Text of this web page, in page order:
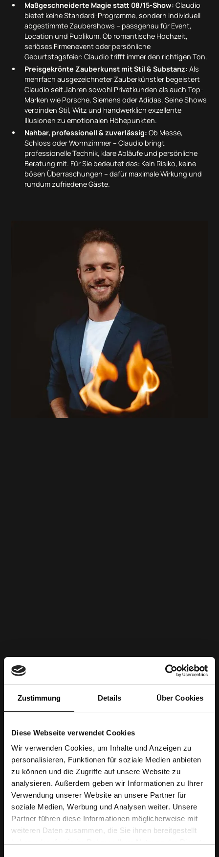
Zustimmung Details Über Cookies
Diese Webseite verwendet Cookies
Wir verwenden Cookies, um Inhalte und Anzeigen zu
personalisieren, Funktionen für soziale Medien anbieten
zu können und die Zugriffe auf unsere Website zu
analysieren. Außerdem geben wir Informationen zu Ihrer
Verwendung unserer Website an unsere Partner für
soziale Medien, Werbung und Analysen weiter. Unsere
Partner führen diese Informationen möglicherweise mit
weiteren Daten zusammen, die Sie ihnen bereitgestellt
Maßgeschneiderte Magie statt 08/15-Show:Claudio
bietet keine Standard-Programme, sondern individuell
abgestimmte Zaubershows – passgenau für Event,
Location und Publikum. Ob romantische Hochzeit,
seriöses Firmenevent oder persönliche
Geburtstagsfeier: Claudio trifft immer den richtigen Ton.
Preisgekrönte Zauberkunst mit Stil & Substanz:Als
mehrfach ausgezeichneter Zauberkünstler begeistert
Claudio seit Jahren sowohl Privatkunden als auch Top-
Marken wie Porsche, Siemens oder Adidas. Seine Shows
verbinden Stil, Witz und handwerklich exzellente
Illusionen zu emotionalen Höhepunkten.
Nahbar, professionell & zuverlässig:Ob Messe,
Schloss oder Wohnzimmer – Claudio bringt
professionelle Technik, klare Abläufe und persönliche
Beratung mit. Für Sie bedeutet das: Kein Risiko, keine
bösen Überraschungen – dafür maximale Wirkung und
rundum zufriedene Gäste.